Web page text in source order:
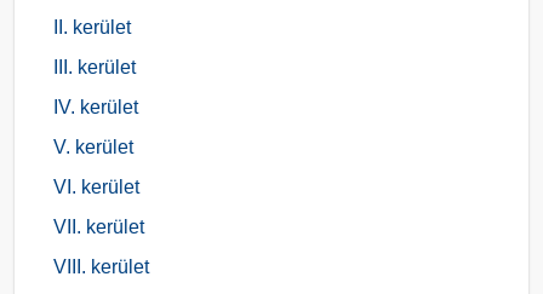
II. kerület
III. kerület
IV. kerület
V. kerület
VI. kerület
VII. kerület
VIII. kerület